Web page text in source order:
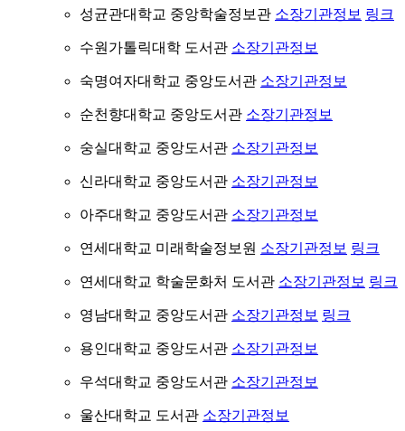
성균관대학교 중앙학술정보관 소장기관정보 링크
수원가톨릭대학 도서관 소장기관정보
숙명여자대학교 중앙도서관 소장기관정보
순천향대학교 중앙도서관 소장기관정보
숭실대학교 중앙도서관 소장기관정보
신라대학교 중앙도서관 소장기관정보
아주대학교 중앙도서관 소장기관정보
연세대학교 미래학술정보원 소장기관정보 링크
연세대학교 학술문화처 도서관 소장기관정보 링크
영남대학교 중앙도서관 소장기관정보 링크
용인대학교 중앙도서관 소장기관정보
우석대학교 중앙도서관 소장기관정보
울산대학교 도서관 소장기관정보